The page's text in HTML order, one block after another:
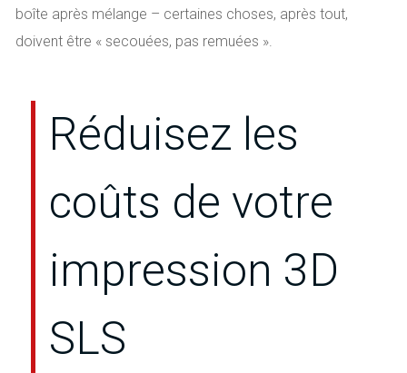
boîte après mélange – certaines choses, après tout,
doivent être « secouées, pas remuées ».
Réduisez les
coûts de votre
impression 3D
SLS